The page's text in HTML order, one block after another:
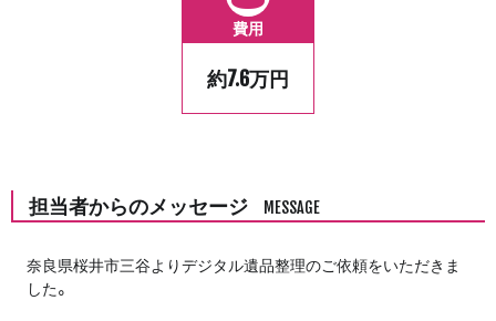
費用
約7.6万円
担当者からのメッセージ MESSAGE
奈良県桜井市三谷よりデジタル遺品整理のご依頼をいただきま
した。